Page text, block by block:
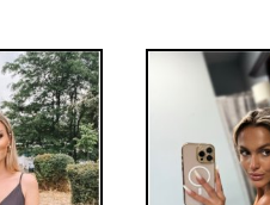
Imagini senzaționale